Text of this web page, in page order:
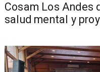
Cosam Los Andes
salud mental y